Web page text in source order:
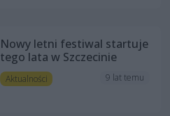
Nowy letni festiwal startuje
tego lata w Szczecinie
Aktualności 9 lat temu